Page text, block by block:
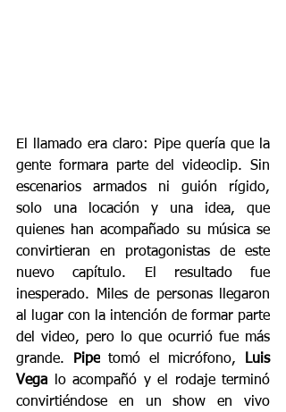
El llamado era claro: Pipe quería que la
gente formara parte del videoclip. Sin
escenarios armados ni guión rígido,
solo una locación y una idea, que
quienes han acompañado su música se
convirtieran en protagonistas de este
nuevo capítulo. El resultado fue
inesperado. Miles de personas llegaron
al lugar con la intención de formar parte
del video, pero lo que ocurrió fue más
grande. Pipe tomó el micrófono, Luis
Vega lo acompañó y el rodaje terminó
convirtiéndose en un show en vivo